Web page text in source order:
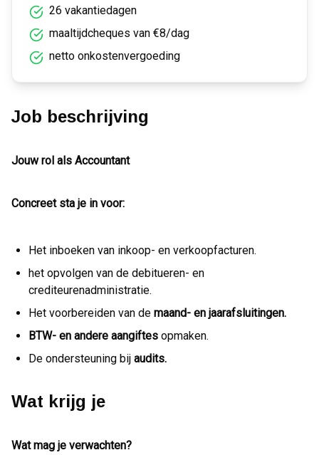
26 vakantiedagen
maaltijdcheques van €8/dag
netto onkostenvergoeding
Job beschrijving
Jouw rol als Accountant
Concreet sta je in voor:
Het inboeken van inkoop- en verkoopfacturen.
het opvolgen van de debitueren- en
crediteurenadministratie.
Het voorbereiden van de maand- en jaarafsluitingen.
BTW- en andere aangiftes opmaken.
De ondersteuning bij audits.
Wat krijg je
Wat mag je verwachten?